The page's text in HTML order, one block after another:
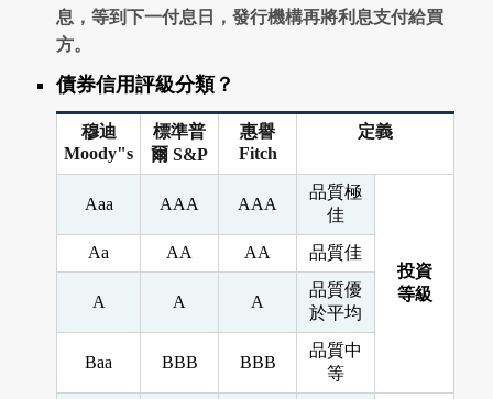
息，等到下一付息日，發行機構再將利息支付給買
方。
債券信用評級分類？
穆迪
Moody"s
標準普
爾 S&P
惠譽
Fitch
定義
Aaa AAA AAA
品質極
佳
投資
等級
Aa AA AA 品質佳
A A A
品質優
於平均
Baa BBB BBB
品質中
等